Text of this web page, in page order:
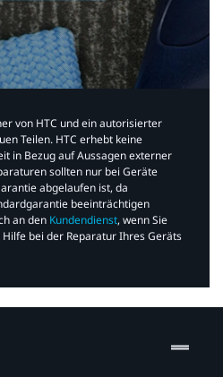
von HTC und ein autorisierter
Teilen. HTC erhebt keine
in Bezug auf Aussagen externer
sollten nur bei Geräte
abgelaufen ist, da
beeinträchtigen
an den Kundendienst, wenn Sie
bei der Reparatur Ihres Geräts